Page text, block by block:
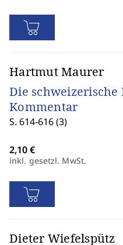
Hartmut Maurer
Die schweizerische
Kommentar
S. 614-616 (3)
inkl. gesetzl. MwSt.
Dieter Wiefelspütz